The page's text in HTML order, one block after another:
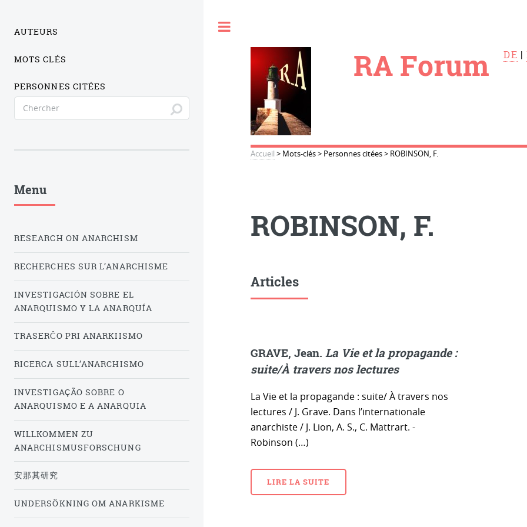
RA Forum DE |
Accueil > Mots-clés> Personnes citées> ROBINSON, F.
ROBINSON, F.
Articles
GRAVE, Jean. La Vie et la propagande :
suite/À travers nos lectures
La Vie et la propagande : suite/ À travers nos
lectures / J. Grave. Dans l’internationale
anarchiste / J. Lion, A. S., C. Mattrart. -
Robinson (…)
LIRE LA SUITE
AUTEURS
MOTS CLÉS
PERSONNES CITÉES
Menu
RESEARCH ON ANARCHISM
RECHERCHES SUR L’ANARCHISME
INVESTIGACIÓN SOBRE EL
ANARQUISMO Y LA ANARQUÍA
TRASERĈO PRI ANARKIISMO
RICERCA SULL’ANARCHISMO
INVESTIGAÇÃO SOBRE O
ANARQUISMO E A ANARQUIA
WILLKOMMEN ZU
ANARCHISMUSFORSCHUNG
安那其研究
UNDERSÖKNING OM ANARKISME